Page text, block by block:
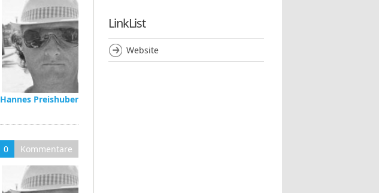
Hannes Preishuber
0 Kommentare
LinkList
Website